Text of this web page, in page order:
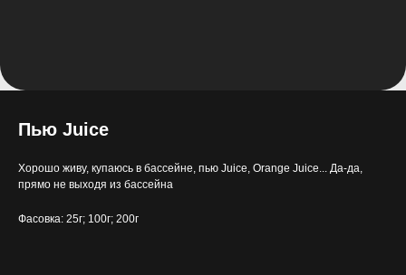
Пью Juice
Хорошо живу, купаюсь в бассейне, пью Juice, Orange Juice... Да-да,
прямо не выходя из бассейна
Фасовка: 25г; 100г; 200г